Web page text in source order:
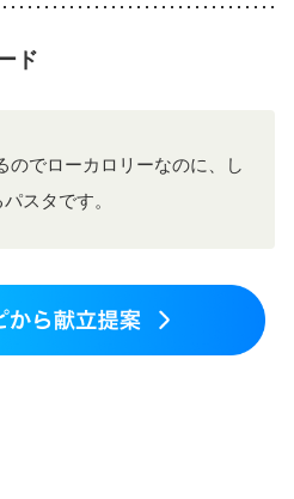
ド
のでローカロリーなのに、し
スタです。